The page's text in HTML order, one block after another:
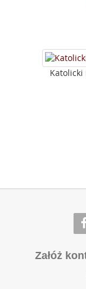
Katolicki
Załóż